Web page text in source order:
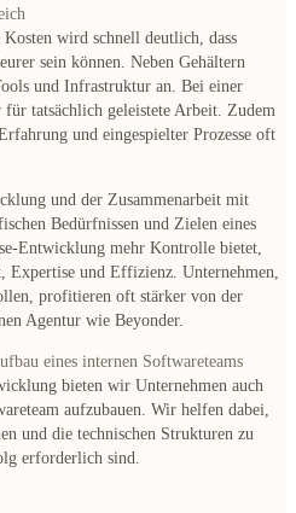
wird schnell deutlich, dass
sein können. Neben Gehältern
und Infrastruktur an. Bei einer
tatsächlich geleistete Arbeit. Zudem
und eingespielter Prozesse oft
und der Zusammenarbeit mit
Bedürfnissen und Zielen eines
Entwicklung mehr Kontrolle bietet,
und Effizienz. Unternehmen,
profitieren oft stärker von der
Agentur wie Beyonder.
eines internen Softwareteams
bieten wir Unternehmen auch
aufzubauen. Wir helfen dabei,
und die technischen Strukturen zu
erforderlich sind.